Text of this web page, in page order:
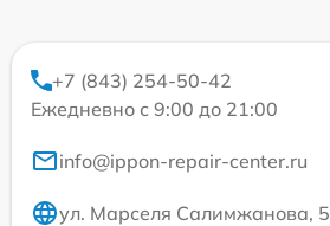
+7 (843) 254-50-42
Ежедневно с 9:00 до 21:00
info@ippon-repair-center.ru
ул. Марселя Салимжанова, 5